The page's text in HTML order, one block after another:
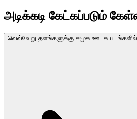
அடிக்கடி கேட்கப்படும்
வெவ்வேறு தளங்களுக்கு சமூக ஊடக படங்களில்